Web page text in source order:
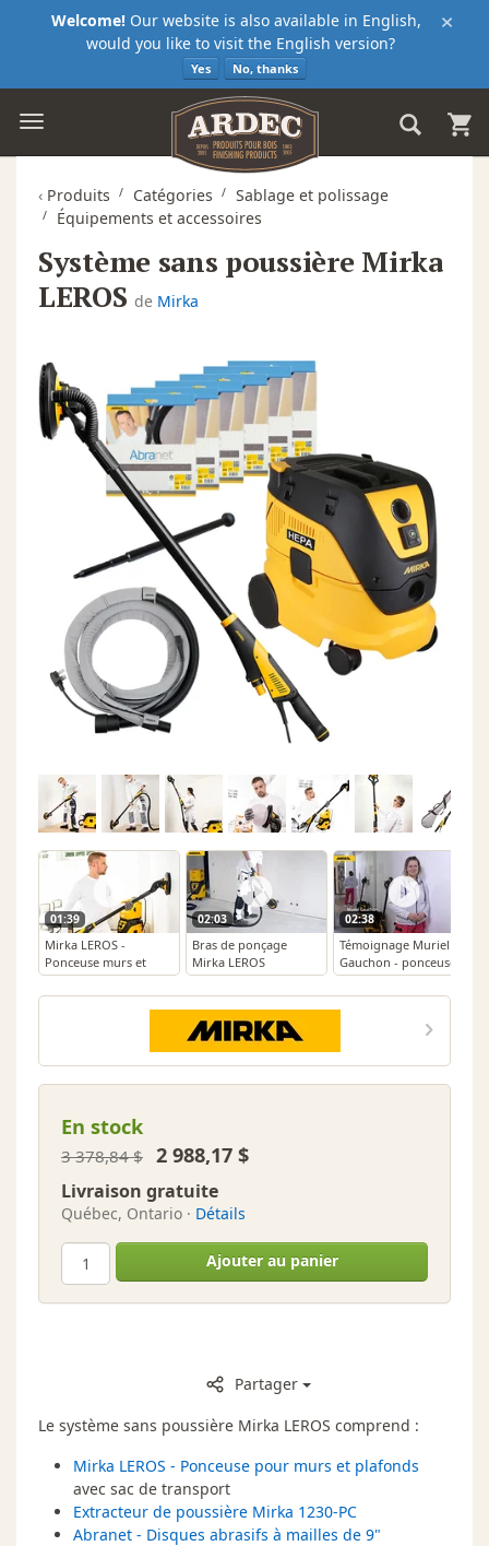
×
Welcome! Our website is also available in English,
would you like to visit the English version?
Yes No, thanks
‹ Produits Catégories
Sablage et polissage
Équipements et accessoires
Système sans poussière Mirka
LEROS de Mirka
01:39
Mirka LEROS -
Ponceuse murs et
plafonds
révolutionnaire
02:03
Bras de ponçage
Mirka LEROS
02:38
Témoignage Muriel
Gauchon - ponceuse
Mirka Leros
En stock
3 378,84 $ 2 988,17 $
Livraison gratuite
Québec, Ontario · Détails
Ajouter au panier
Partager
Le système sans poussière Mirka LEROS comprend :
Mirka LEROS - Ponceuse pour murs et plafonds
avec sac de transport
Extracteur de poussière Mirka 1230-PC
Abranet - Disques abrasifs à mailles de 9"